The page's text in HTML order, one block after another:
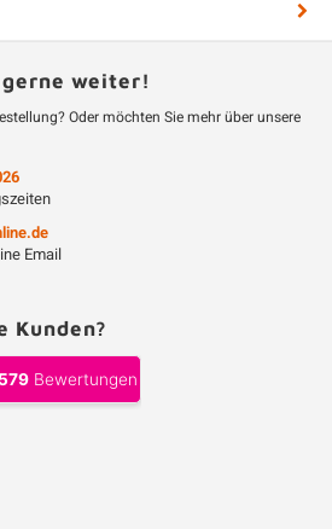
weiter!
Oder möchten Sie mehr über unsere
Email
Kunden?